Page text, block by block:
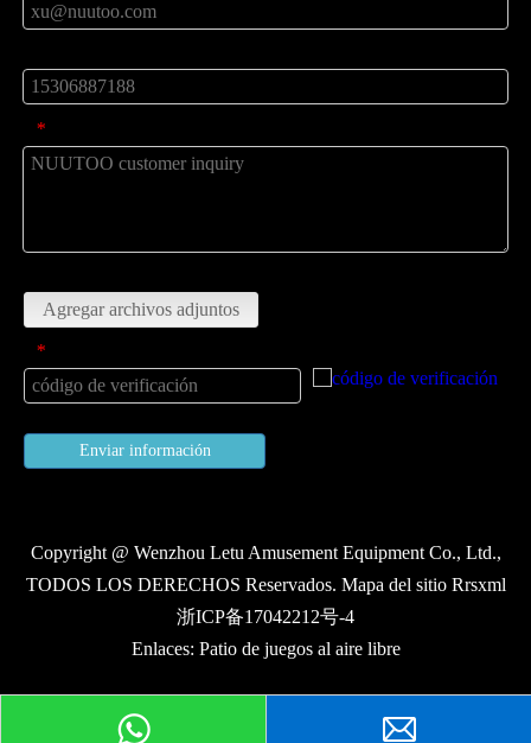
Peticiones sobre producto
*
Agregar archivos adjuntos
*
Enviar información
Copyright @ Wenzhou Letu Amusement Equipment Co., Ltd.,
TODOS LOS DERECHOS Reservados. Mapa del sitio Rrsxml
浙ICP备17042212号-4
Enlaces: Patio de juegos al aire libre